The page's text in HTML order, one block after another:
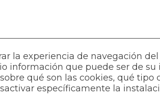
la experiencia de navegación del
información que puede ser de su
qué son las cookies, qué tipo
específicamente la